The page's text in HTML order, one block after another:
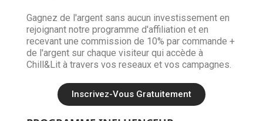
Gagnez de l'argent sans aucun investissement en
rejoignant notre programme d'affiliation et en
recevant une commission de 10% par commande +
de l'argent sur chaque visiteur qui accède à
Chill&Lit à travers vos reseaux et vos campagnes.
Inscrivez-Vous Gratuitement